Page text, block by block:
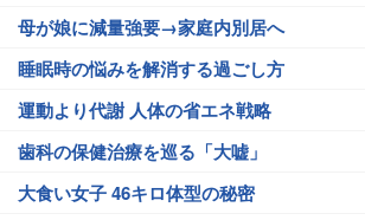
母が娘に減量強要→家庭内別居へ
睡眠時の悩みを解消する過ごし方
運動より代謝 人体の省エネ戦略
歯科の保健治療を巡る「大嘘」
大食い女子 46キロ体型の秘密